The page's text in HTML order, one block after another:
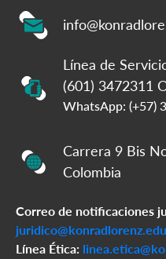
Línea de
(601) 3472311
WhatsApp: (+57)
Carrera 9 Bis
Colombia
Correo de notificaciones
Línea Ética: